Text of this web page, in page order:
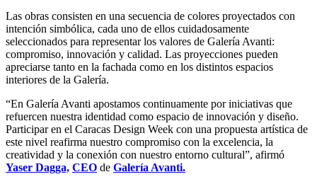
Las obras consisten en una secuencia de colores proyectados con
intención simbólica, cada uno de ellos cuidadosamente
seleccionados para representar los valores de Galería Avanti:
compromiso, innovación y calidad. Las proyecciones pueden
apreciarse tanto en la fachada como en los distintos espacios
interiores de la Galería.
“En Galería Avanti apostamos continuamente por iniciativas que
refuercen nuestra identidad como espacio de innovación y diseño.
Participar en el Caracas Design Week con una propuesta artística de
este nivel reafirma nuestro compromiso con la excelencia, la
creatividad y la conexión con nuestro entorno cultural”, afirmó
Yaser Dagga, CEO de Galería Avanti.